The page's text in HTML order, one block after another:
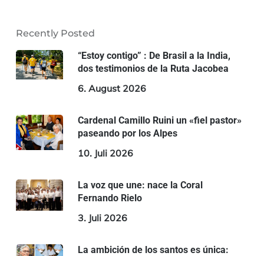
Recently Posted
“Estoy contigo” : De Brasil a la India,
dos testimonios de la Ruta Jacobea
6. August 2026
Cardenal Camillo Ruini un «fiel pastor»
paseando por los Alpes
10. Juli 2026
La voz que une: nace la Coral
Fernando Rielo
3. Juli 2026
La ambición de los santos es única: